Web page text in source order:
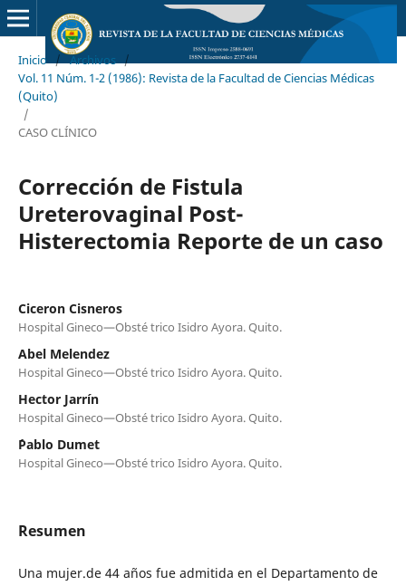
Inicio / Archivos /
Vol. 11 Núm. 1-2 (1986): Revista de la Facultad de Ciencias Médicas
(Quito)
/
CASO CLÍNICO
Corrección de Fistula
Ureterovaginal Post-
Histerectomia Reporte de un caso
Ciceron Cisneros
Hospital Gineco—Obsté trico Isidro Ayora. Quito.
Abel Melendez
Hospital Gineco—Obsté trico Isidro Ayora. Quito.
Hector Jarrín
Hospital Gineco—Obsté trico Isidro Ayora. Quito.
´Pablo Dumet
Hospital Gineco—Obsté trico Isidro Ayora. Quito.
Resumen
Una mujer.de 44 años fue admitida en el Departamento de